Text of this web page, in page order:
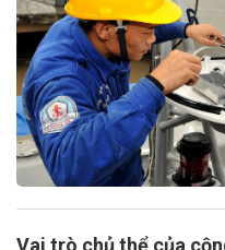
Vai trò chủ thể của